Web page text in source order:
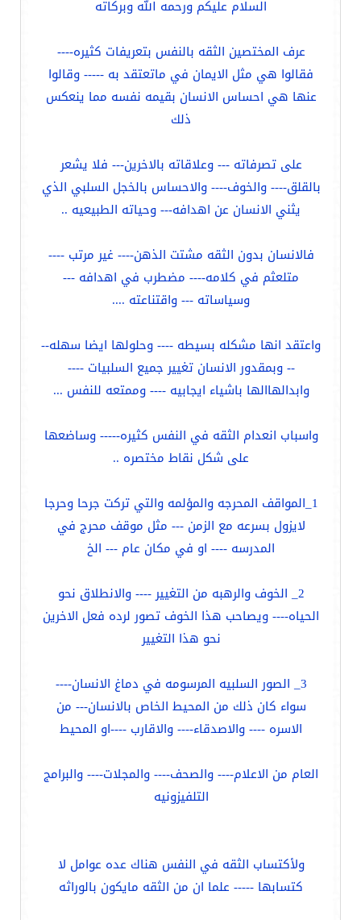
السلام عليكم ورحمه الله وبركاته
عرف المختصين الثقه بالنفس بتعريفات كثيره----
فقالوا هي مثل الايمان في ماتعتقد به ----- وقالوا
عنها هي احساس الانسان بقيمه نفسه مما ينعكس
ذلك
على تصرفاته --- وعلاقاته بالاخرين--- فلا يشعر
بالقلق---- والخوف---- والاحساس بالخجل السلبي الذي
يثني الانسان عن اهدافه--- وحياته الطبيعيه ..
فالانسان بدون الثقه مشتت الذهن---- غير مرتب ----
متلعثم في كلامه---- مضطرب في اهدافه ---
وسياساته --- واقتناعته ....
واعتقد انها مشكله بسيطه ---- وحلولها ايضا سهله--
-- وبمقدور الانسان تغيير جميع السلبيات ----
وابدالهاالها باشياء ايجابيه ---- وممتعه للنفس ...
واسباب انعدام الثقه في النفس كثيره----- وساضعها
على شكل نقاط مختصره ..
1_المواقف المحرجه والمؤلمه والتي تركت جرحا وحرجا
لايزول بسرعه مع الزمن --- مثل موقف محرج في
المدرسه ---- او في مكان عام --- الخ
2_ الخوف والرهبه من التغيير ---- والانطلاق نحو
الحياه---- ويصاحب هذا الخوف تصور لرده فعل الاخرين
نحو هذا التغيير
3_ الصور السلبيه المرسومه في دماغ الانسان----
سواء كان ذلك من المحيط الخاص بالانسان--- من
الاسره ---- والاصدقاء---- والاقارب ----او المحيط
العام من الاعلام---- والصحف---- والمجلات---- والبرامج
التلفيزونيه
ولأكتساب الثقه في النفس هناك عده عوامل لا
كتسابها ----- علما ان من الثقه مايكون بالوراثه